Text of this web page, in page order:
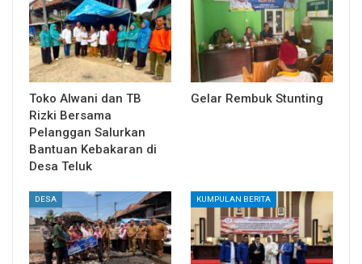
Toko Alwani dan TB
Rizki Bersama
Pelanggan Salurkan
Bantuan Kebakaran di
Desa Teluk
Gelar Rembuk Stunting
DESA KUMPULAN BERITA